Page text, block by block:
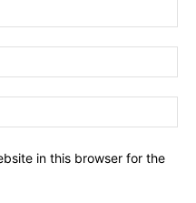
in this browser for the